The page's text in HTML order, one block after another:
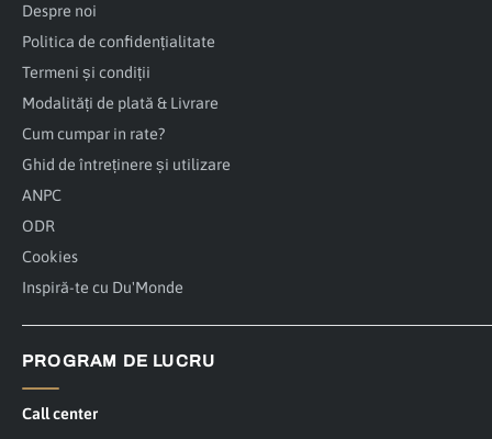
Despre noi
Politica de confidențialitate
Termeni și condiții
Modalități de plată & Livrare
Cum cumpar in rate?
Ghid de întreținere și utilizare
ANPC
ODR
Cookies
Inspiră-te cu Du'Monde
PROGRAM DE LUCRU
Call center